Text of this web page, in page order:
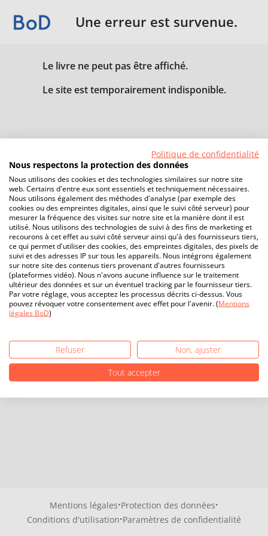
Une erreur est survenue.
Le livre ne peut pas être affiché.
Le site est temporairement indisponible.
Mentions légales·Protection des données·
Conditions d'utilisation·Paramètres de confidentialité
Politique de confidentialité
Nous respectons la protection des données
Nous utilisons des cookies et des technologies similaires sur notre site
web. Certains d'entre eux sont essentiels et techniquement nécessaires.
Nous utilisons également des méthodes d'analyse (par exemple des
cookies ou des empreintes digitales, ainsi que le suivi côté serveur) pour
mesurer la fréquence des visites sur notre site et la manière dont il est
utilisé. Nous utilisons des technologies de suivi à des fins de marketing et
recourons à cet effet au suivi côté serveur ainsi qu'à des fournisseurs tiers,
ce qui permet d'utiliser des cookies, des empreintes digitales, des pixels de
suivi et des adresses IP sur tous les appareils. Nous intégrons également
sur notre site des contenus tiers provenant d'autres fournisseurs
(plateformes vidéo). Nous n'avons aucune influence sur le traitement
ultérieur des données et sur un éventuel tracking par le fournisseur tiers.
Par votre réglage, vous acceptez les processus décrits ci-dessus. Vous
pouvez révoquer votre consentement avec effet pour l'avenir. (Mentions
légales BoD)
Refuser
Non, ajuster
Tout accepter